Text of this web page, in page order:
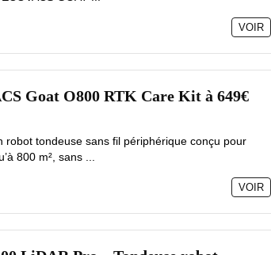
VOIR
Goat O800 RTK Care Kit à 649€
robot tondeuse sans fil périphérique conçu pour
800 m², sans ...
VOIR